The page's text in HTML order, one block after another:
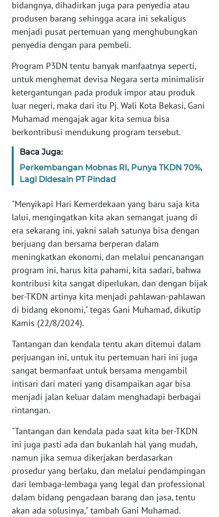
bidangnya, dihadirkan juga para penyedia atau
produsen barang sehingga acara ini sekaligus
menjadi pusat pertemuan yang menghubungkan
penyedia dengan para pembeli.
Program P3DN tentu banyak manfaatnya seperti,
untuk menghemat devisa Negara serta minimalisir
ketergantungan pada produk impor atau produk
luar negeri, maka dari itu Pj. Wali Kota Bekasi, Gani
Muhamad mengajak agar kita semua bisa
berkontribusi mendukung program tersebut.
Baca Juga:
Perkembangan Mobnas RI, Punya TKDN 70%,
Lagi Didesain PT Pindad
"Menyikapi Hari Kemerdekaan yang baru saja kita
lalui, mengingatkan kita akan semangat juang di
era sekarang ini, yakni salah satunya bisa dengan
berjuang dan bersama berperan dalam
meningkatkan ekonomi, dan melalui pencanangan
program ini, harus kita pahami, kita sadari, bahwa
kontribusi kita sangat diperlukan, dan dengan bijak
ber-TKDN artinya kita menjadi pahlawan-pahlawan
di bidang ekonomi," tegas Gani Muhamad, dikutip
Kamis (22/8/2024).
Tantangan dan kendala tentu akan ditemui dalam
perjuangan ini, untuk itu pertemuan hari ini juga
sangat bermanfaat untuk bersama mengambil
intisari dari materi yang disampaikan agar bisa
menjadi jalan keluar dalam menghadapi berbagai
rintangan.
"Tantangan dan kendala pada saat kita ber-TKDN
ini juga pasti ada dan bukanlah hal yang mudah,
namun jika semua dikerjakan berdasarkan
prosedur yang berlaku, dan melalui pendampingan
dari lembaga-lembaga yang legal dan professional
dalam bidang pengadaan barang dan jasa, tentu
akan ada solusinya," tambah Gani Muhamad.
NTB
WN
SULTENG
WN
SULBAR
WN
BABEL
SUMBAR
WN
WN
BENGKULU
LAMPUNG
WN
JATENG
WN
WN
JOGJA
WN
WN
BALI
WN
KALTENG